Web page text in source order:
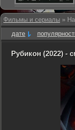
Фильмы и сериалы »
дате
Рубикон (2022) -